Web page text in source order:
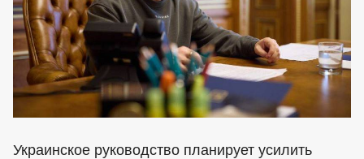
Украинское руководство планирует усилить